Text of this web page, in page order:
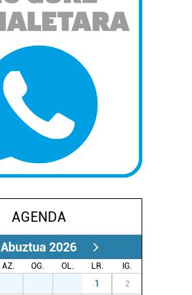
AGENDA
Abuztua 2026
AZ. OG. OL. LR.
IG.
1 2